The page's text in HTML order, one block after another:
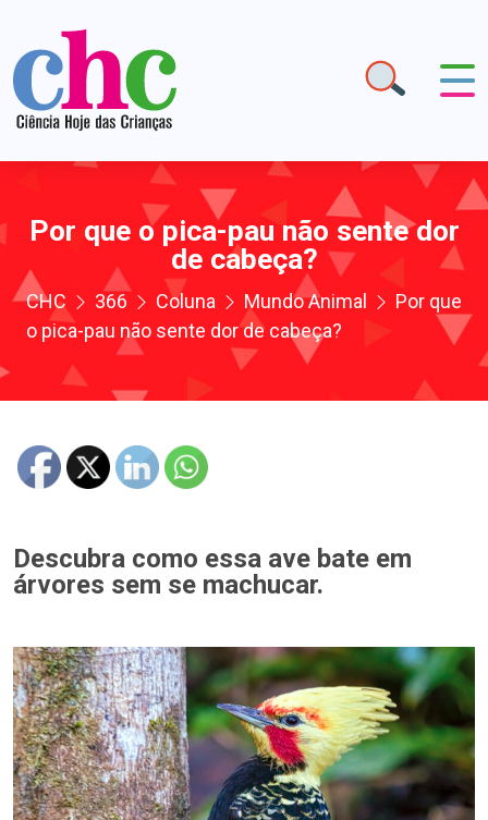
Por que o pica-pau não sente dor
de cabeça?
CHC 366 Coluna Mundo Animal
Por que
o pica-pau não sente dor de cabeça?
Descubra como essa ave bate em
árvores sem se machucar.